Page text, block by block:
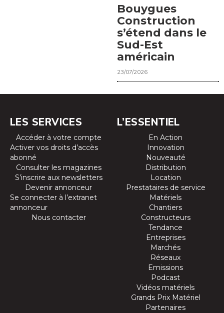
Bouygues
Construction
s’étend dans le
Sud-Est
américain
23/07/2026
LES SERVICES
Accéder à votre compte
Activer vos droits d’accès
abonné
Consulter les magazines
S’inscrire aux newsletters
Devenir annonceur
Se connecter à l’extranet
annonceur
Nous contacter
L’ESSENTIEL
En Action
Innovation
Nouveauté
Distribution
Location
Prestataires de service
Matériels
Chantiers
Constructeurs
Tendance
Entreprises
Marchés
Réseaux
Emissions
Podcast
Vidéos matériels
Grands Prix Matériel
Partenaires